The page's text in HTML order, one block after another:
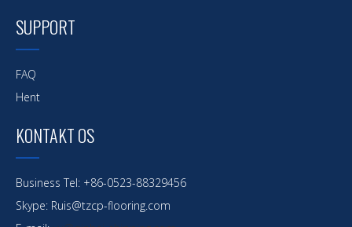
SUPPORT
FAQ
Hent
KONTAKT OS
Business Tel: +86-0523-88329456
Skype: Ruis@tzcp-flooring.com